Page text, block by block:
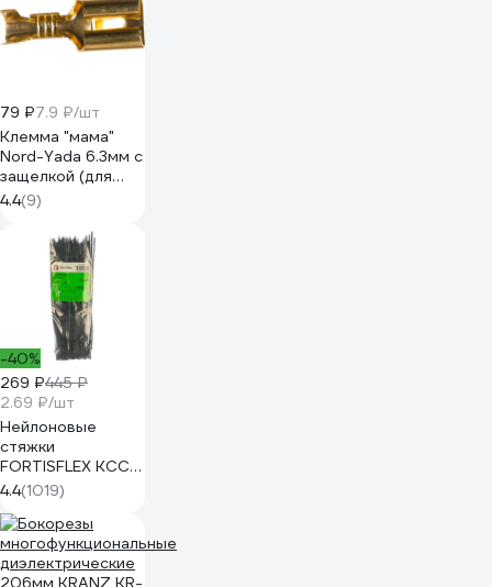
79 ₽7.9 ₽/шт
Клемма "мама"
Nord-Yada 6.3мм с
защелкой (для
разъемов) 1.5-
2.5кв.мм 906369
4.4(9)
-40%
269 ₽445 ₽
2.69 ₽/шт
Нейлоновые
стяжки
FORTISFLEX КСС
5х300 черный
100 штук 49417
4.4(1019)